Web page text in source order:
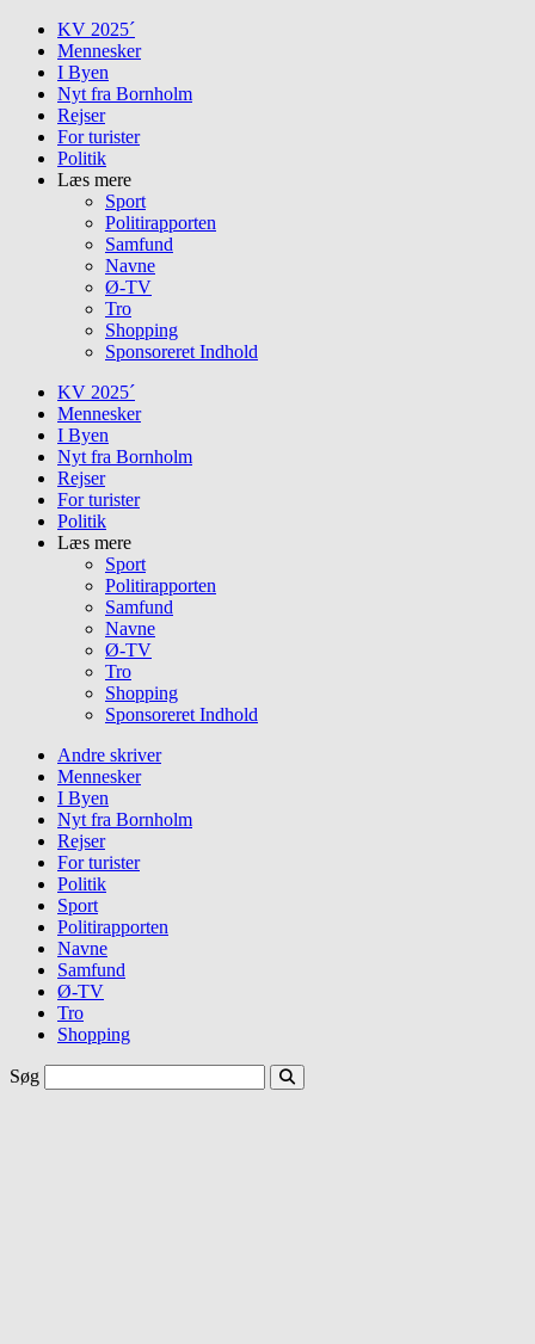
Skip
content
KV 2025´
Mennesker
I Byen
Nyt fra Bornholm
Rejser
For turister
Politik
Læs mere
Sport
Politirapporten
Samfund
Navne
Ø-TV
Tro
Shopping
Sponsoreret Indhold
KV 2025´
Mennesker
I Byen
Nyt fra Bornholm
Rejser
For turister
Politik
Læs mere
Sport
Politirapporten
Samfund
Navne
Ø-TV
Tro
Shopping
Sponsoreret Indhold
Andre skriver
Mennesker
I Byen
Nyt fra Bornholm
Rejser
For turister
Politik
Sport
Politirapporten
Navne
Samfund
Ø-TV
Tro
Shopping
Søg